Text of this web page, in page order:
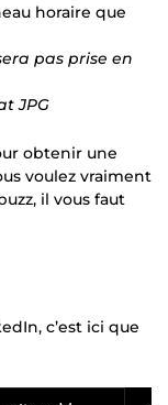
horaire que
pas prise en
JPG
obtenir une
voulez vraiment
il vous faut
c’est ici que